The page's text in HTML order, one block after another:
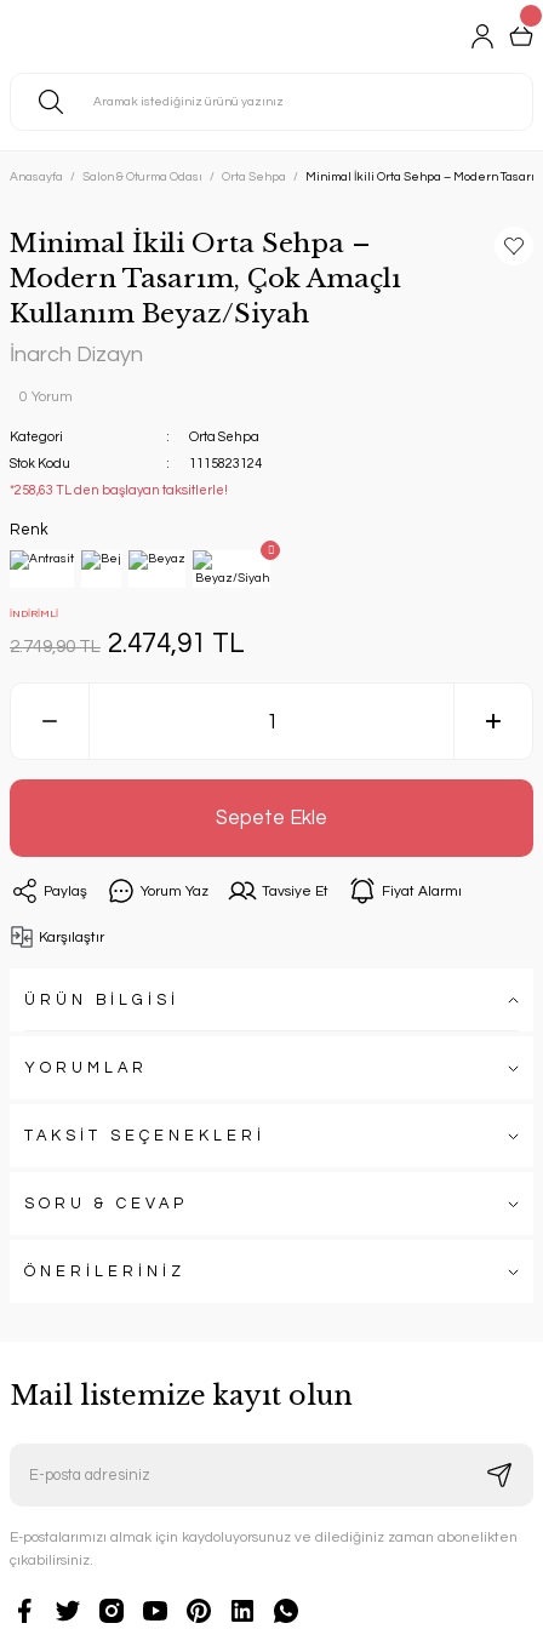
Anasayfa Salon & Oturma Odası Orta Sehpa Minimal İkili Orta Sehpa – Modern
Minimal İkili Orta Sehpa –
Modern Tasarım, Çok Amaçlı
Kullanım Beyaz/Siyah
İnarch Dizayn
0 Yorum
Kategori
Orta Sehpa
Stok Kodu
1115823124
*258,63 TL den başlayan taksitlerle!
Renk
İNDİRİMLİ
2.749,90 TL 2.474,91 TL
Sepete Ekle
Paylaş Yorum Yaz Tavsiye Et Fiyat Alarmı
Karşılaştır
ÜRÜN BİLGİSİ
YORUMLAR
TAKSİT SEÇENEKLERİ
SORU & CEVAP
ÖNERİLERİNİZ
Mail listemize kayıt olun
E-postalarımızı almak için kaydoluyorsunuz ve dilediğiniz zaman abonelikten
çıkabilirsiniz.